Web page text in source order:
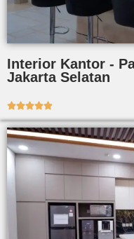
Interior Kantor -
Jakarta Selatan
